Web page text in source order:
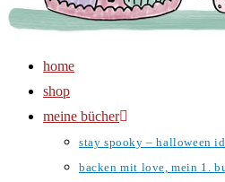
home
shop
meine bücher
stay spooky – halloween
backen mit love, mein 1.